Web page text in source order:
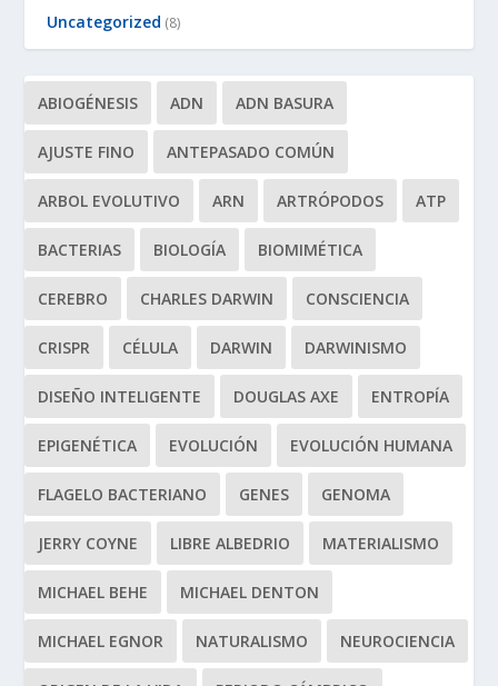
Uncategorized (8)
ABIOGÉNESIS ADN ADN BASURA
AJUSTE FINO ANTEPASADO COMÚN
ARBOL EVOLUTIVO ARN ARTRÓPODOS ATP
BACTERIAS BIOLOGÍA BIOMIMÉTICA
CEREBRO CHARLES DARWIN CONSCIENCIA
CRISPR CÉLULA DARWIN DARWINISMO
DISEÑO INTELIGENTE DOUGLAS AXE ENTROPÍA
EPIGENÉTICA EVOLUCIÓN EVOLUCIÓN HUMANA
FLAGELO BACTERIANO GENES GENOMA
JERRY COYNE LIBRE ALBEDRIO MATERIALISMO
MICHAEL BEHE MICHAEL DENTON
MICHAEL EGNOR NATURALISMO NEUROCIENCIA